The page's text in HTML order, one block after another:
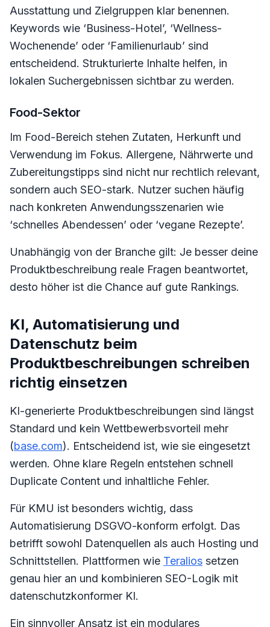
Ausstattung und Zielgruppen klar benennen.
Keywords wie ‘Business-Hotel’, ‘Wellness-
Wochenende’ oder ‘Familienurlaub’ sind
entscheidend. Strukturierte Inhalte helfen, in
lokalen Suchergebnissen sichtbar zu werden.
Food-Sektor
Im Food-Bereich stehen Zutaten, Herkunft und
Verwendung im Fokus. Allergene, Nährwerte und
Zubereitungstipps sind nicht nur rechtlich relevant,
sondern auch SEO-stark. Nutzer suchen häufig
nach konkreten Anwendungsszenarien wie
‘schnelles Abendessen’ oder ‘vegane Rezepte’.
Unabhängig von der Branche gilt: Je besser deine
Produktbeschreibung reale Fragen beantwortet,
desto höher ist die Chance auf gute Rankings.
KI, Automatisierung und
Datenschutz beim
Produktbeschreibungen schreiben
richtig einsetzen
KI-generierte Produktbeschreibungen sind längst
Standard und kein Wettbewerbsvorteil mehr
(base.com). Entscheidend ist, wie sie eingesetzt
werden. Ohne klare Regeln entstehen schnell
Duplicate Content und inhaltliche Fehler.
Für KMU ist besonders wichtig, dass
Automatisierung DSGVO-konform erfolgt. Das
betrifft sowohl Datenquellen als auch Hosting und
Schnittstellen. Plattformen wie Teralios setzen
genau hier an und kombinieren SEO-Logik mit
datenschutzkonformer KI.
Ein sinnvoller Ansatz ist ein modulares